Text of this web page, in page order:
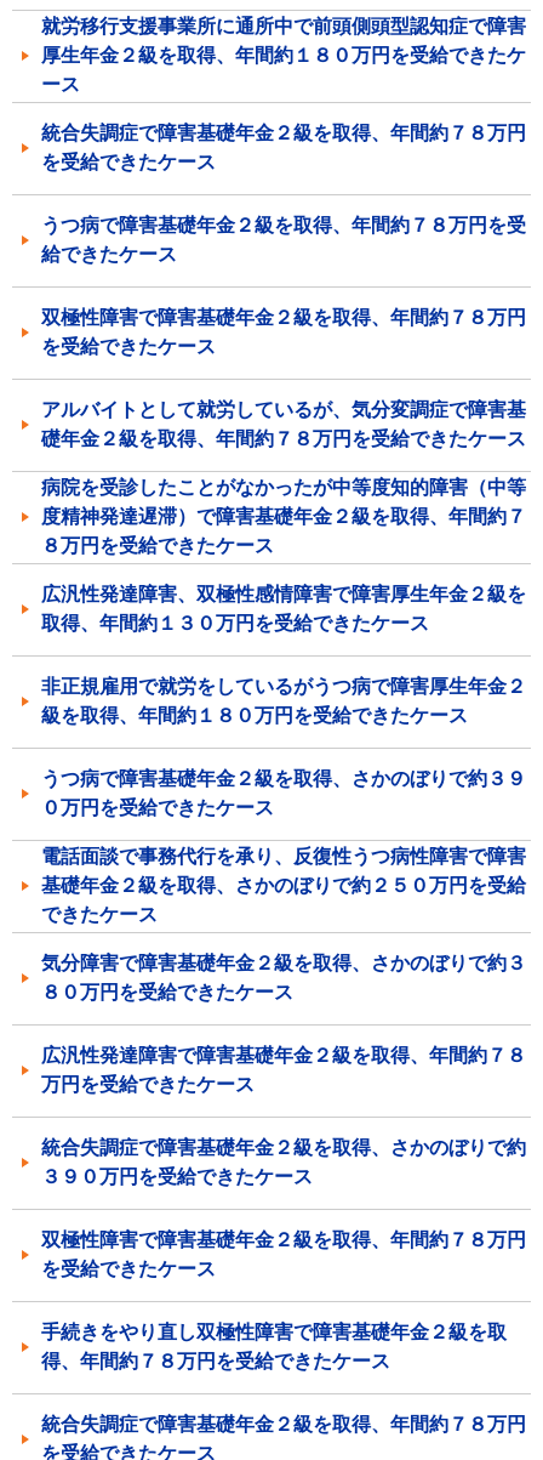
就労移行支援事業所に通所中で前頭側頭型認知症で障害
厚生年金２級を取得、年間約１８０万円を受給できたケ
ース
統合失調症で障害基礎年金２級を取得、年間約７８万円
を受給できたケース
うつ病で障害基礎年金２級を取得、年間約７８万円を受
給できたケース
双極性障害で障害基礎年金２級を取得、年間約７８万円
を受給できたケース
アルバイトとして就労しているが、気分変調症で障害基
礎年金２級を取得、年間約７８万円を受給できたケース
病院を受診したことがなかったが中等度知的障害（中等
度精神発達遅滞）で障害基礎年金２級を取得、年間約７
８万円を受給できたケース
広汎性発達障害、双極性感情障害で障害厚生年金２級を
取得、年間約１３０万円を受給できたケース
非正規雇用で就労をしているがうつ病で障害厚生年金２
級を取得、年間約１８０万円を受給できたケース
うつ病で障害基礎年金２級を取得、さかのぼりで約３９
０万円を受給できたケース
電話面談で事務代行を承り、反復性うつ病性障害で障害
基礎年金２級を取得、さかのぼりで約２５０万円を受給
できたケース
気分障害で障害基礎年金２級を取得、さかのぼりで約３
８０万円を受給できたケース
広汎性発達障害で障害基礎年金２級を取得、年間約７８
万円を受給できたケース
統合失調症で障害基礎年金２級を取得、さかのぼりで約
３９０万円を受給できたケース
双極性障害で障害基礎年金２級を取得、年間約７８万円
を受給できたケース
手続きをやり直し双極性障害で障害基礎年金２級を取
得、年間約７８万円を受給できたケース
統合失調症で障害基礎年金２級を取得、年間約７８万円
を受給できたケース